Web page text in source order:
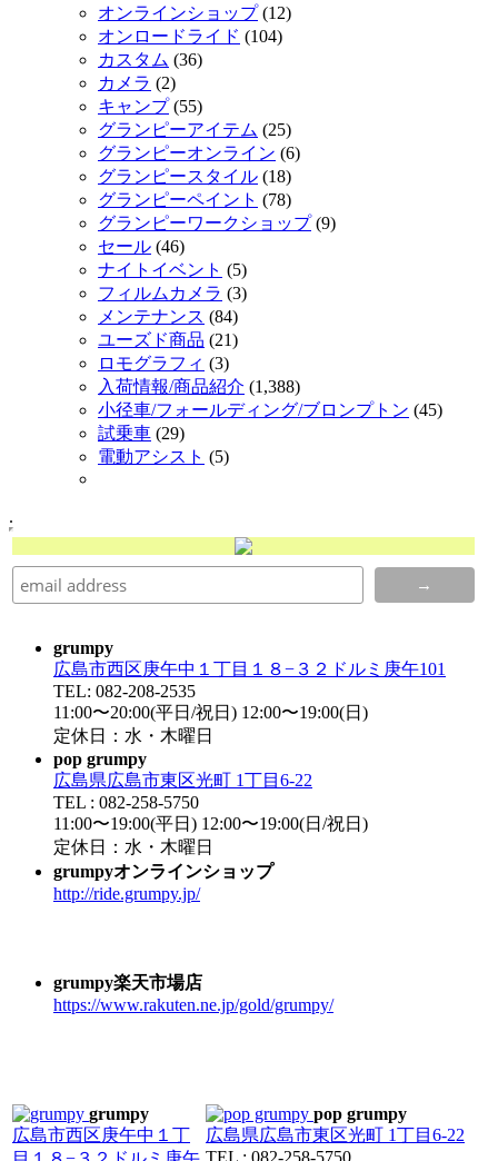
オンラインショップ(12)
オンロードライド (104)
カスタム (36)
カメラ (2)
キャンプ(55)
グランピーアイテム (25)
グランピーオンライン (6)
グランピースタイル (18)
グランピーペイント (78)
グランピーワークショップ(9)
セール (46)
ナイトイベント (5)
フィルムカメラ (3)
メンテナンス (84)
ユーズド商品 (21)
ロモグラフィ (3)
入荷情報/商品紹介 (1,388)
小径車/フォールディング/ブロンプトン (45)
試乗車 (29)
電動アシスト (5)
.
grumpy
広島市西区庚午中１丁目１８−３２ドルミ庚午101
TEL: 082-208-2535
11:00〜20:00(平日/祝日) 12:00〜19:00(日)
定休日：水・木曜日
pop grumpy
広島県広島市東区光町 1丁目6-22
TEL : 082-258-5750
11:00〜19:00(平日) 12:00〜19:00(日/祝日)
定休日：水・木曜日
grumpyオンラインショップ
http://ride.grumpy.jp/
grumpy楽天市場店
https://www.rakuten.ne.jp/gold/grumpy/
grumpy
広島市西区庚午中１丁
pop grumpy
広島県広島市東区光町 1丁目6-22
TEL : 082-258-5750